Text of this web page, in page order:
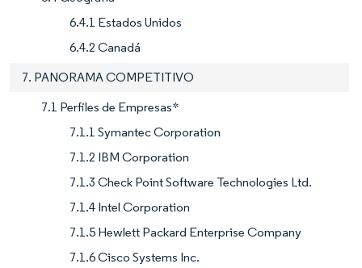
6.4.1 Estados Unidos
6.4.2 Canadá
7. PANORAMA COMPETITIVO
7.1 Perfiles de Empresas*
7.1.1 Symantec Corporation
7.1.2 IBM Corporation
7.1.3 Check Point Software Technologies Ltd.
7.1.4 Intel Corporation
7.1.5 Hewlett Packard Enterprise Company
7.1.6 Cisco Systems Inc.